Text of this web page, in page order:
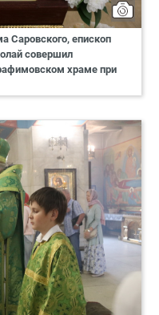
Саровского, епископ
совершил
храме при